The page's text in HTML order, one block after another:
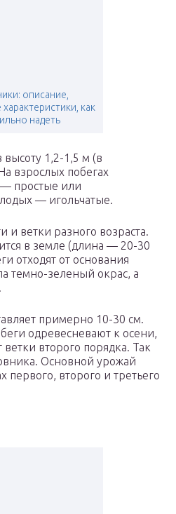
описание,
как
надеть
1,2-1,5 м (в
взрослых побегах
— простые или
— игольчатые.
и ветки разного возраста.
в земле (длина — 20-30
отходят от основания
темно-зеленый окрас, а
примерно 10-30 см.
одревесневают к осени,
второго порядка. Так
Основной урожай
первого, второго и третьего